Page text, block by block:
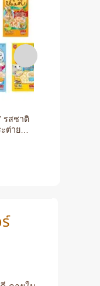
รสชาติ
ต่าย
ร์